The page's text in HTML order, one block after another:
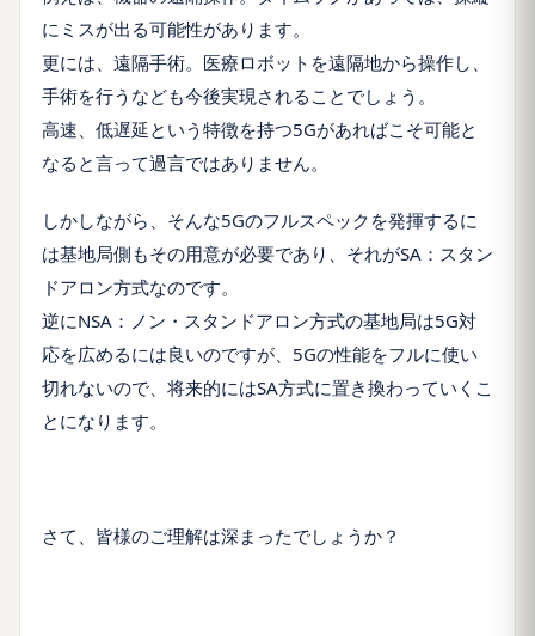
にミスが出る可能性があります。
更には、遠隔手術。医療ロボットを遠隔地から操作し、
手術を行うなども今後実現されることでしょう。
高速、低遅延という特徴を持つ5Gがあればこそ可能と
なると言って過言ではありません。
しかしながら、そんな5Gのフルスペックを発揮するに
は基地局側もその用意が必要であり、それがSA：スタン
ドアロン方式なのです。
逆にNSA：ノン・スタンドアロン方式の基地局は5G対
応を広めるには良いのですが、5Gの性能をフルに使い
切れないので、将来的にはSA方式に置き換わっていくこ
とになります。
さて、皆様のご理解は深まったでしょうか？